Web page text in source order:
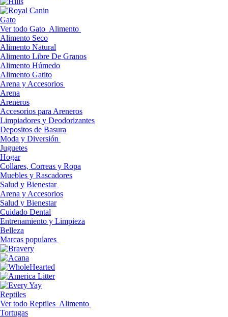
Gato
Ver todo Gato Alimento
Alimento Seco
Alimento Natural
Alimento Libre De Granos
Alimento Húmedo
Alimento Gatito
Arena y Accesorios
Arena
Areneros
Accesorios para Areneros
Limpiadores y Deodorizantes
Depositos de Basura
Moda y Diversión
Juguetes
Hogar
Collares, Correas y Ropa
Muebles y Rascadores
Salud y Bienestar
Arena y Accesorios
Salud y Bienestar
Cuidado Dental
Entrenamiento y Limpieza
Belleza
Marcas populares
Reptiles
Ver todo Reptiles Alimento
Tortugas